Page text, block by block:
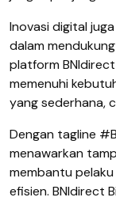
Inovasi digital
dalam
platform
memenuhi
yang sederhana,
Dengan tagline
menawarkan
membantu
efisien. BNIdirect